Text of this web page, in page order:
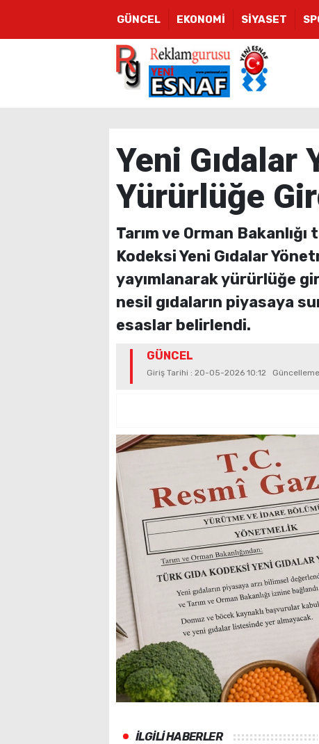
GÜNCEL EKONOMİ SİYASET
Yeni Gıdalar
Yürürlüğe
Tarım ve Orman
Kodeksi Yeni Gıdalar
yayımlanarak yürürlüğe
nesil gıdaların piyasaya
esaslar belirlendi.
GÜNCEL
Giriş Tarihi : 20-05-2026 10:12
İLGİLİ HABERLER